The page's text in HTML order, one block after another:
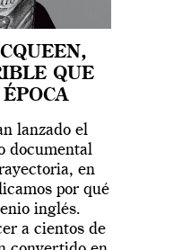
QUE
lanzado el
documental
en
por qué
inglés.
a cientos de